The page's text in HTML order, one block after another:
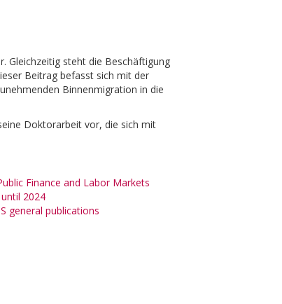
Gleichzeitig steht die Beschäftigung
Beitrag befasst sich mit der
Binnenmigration in die
Doktorarbeit vor, die sich mit
Finance and Labor Markets
2024
general publications